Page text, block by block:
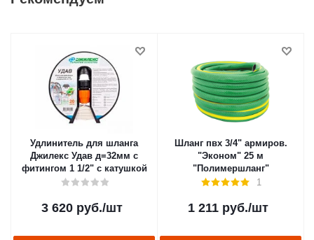
Удлинитель для шланга
Джилекс Удав д=32мм с
фитингом 1 1/2" с катушкой
3 620руб./шт
Шланг пвх 3/4" армиров.
"Эконом" 25 м
"Полимершланг"
1
1 211 руб./шт